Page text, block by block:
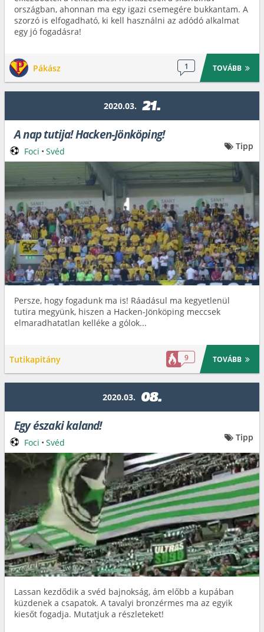
országban, ahonnan ma egy igazi csemegére bukkantam. A
szorzó is elfogadható, ki kell használni az adódó alkalmat
egy jó fogadásra!
Pákász 1 TOVÁBB
2020.03. 21.
A nap tutija! Hacken-Jönköping!
Persze, hogy fogadunk ma is! Ráadásul ma kegyetlenül
tutira megyünk, hiszen a Hacken-Jönköping meccsek
elmaradhatatlan kelléke a gólok...
Tutikapitány 9 TOVÁBB
Foci • Svéd Tipp
2020.03. 08.
Egy északi kaland!
Lassan kezdődik a svéd bajnokság, ám előbb a kupában
küzdenek a csapatok. A tavalyi bronzérmes ma az egyik
kiesőt fogadja. Mutatjuk a részleteket!
Foci • Svéd Tipp